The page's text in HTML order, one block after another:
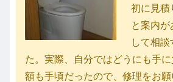
初に見積
と案内
して相
た。実際、自分ではどうにも手
額も手頃だったので、修理をお願